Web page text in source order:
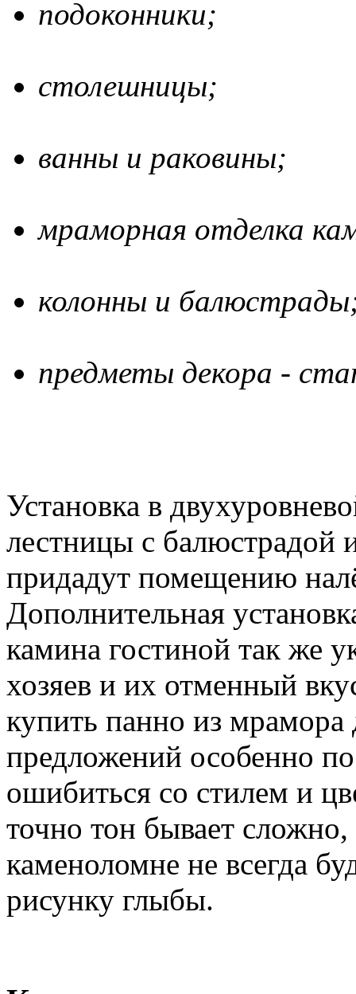
подоконники;
столешницы;
ванны и раковины;
мраморная отделка
колонны и
предметы декора -
Установка в
лестницы с балюстрадой
придадут помещению
Дополнительная
камина гостиной так же
хозяев и их отменный
купить панно из
предложений особенно
ошибиться со стилем и
точно тон бывает
каменоломне не всегда
рисунку глыбы.